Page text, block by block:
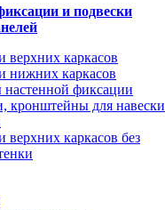
и подвески
верхних каркасов
нижних каркасов
фиксации
кронштейны для навески
верхних каркасов без